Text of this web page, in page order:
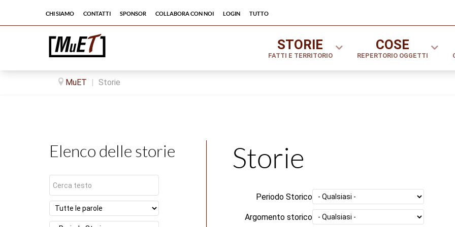
Chi siamo Contatti Sponsor Collabora con noi Login tutto
STORIE
FATTI E TERRITORIO
COSE
REPERTORIO OGGETTI
MuET | Storie
Elenco delle storie Storie
Periodo Storico
Argomento storico